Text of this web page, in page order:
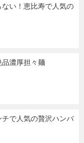
い！恵比寿で人気の
濃厚担々麺
で人気の贅沢ハンバ